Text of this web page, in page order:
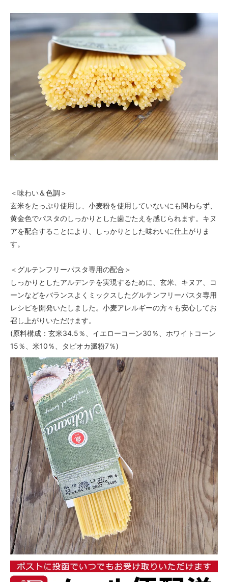
＜味わい＆色調＞
玄米をたっぷり使用し、小麦粉を使用していないにも関わらず、
黄金色でパスタのしっかりとした歯ごたえを感じられます。キヌ
アを配合することにより、しっかりとした味わいに仕上がりま
す。
＜グルテンフリーパスタ専用の配合＞
しっかりとしたアルデンテを実現するために、玄米、キヌア、コ
ーンなどをバランスよくミックスしたグルテンフリーパスタ専用
レシピを開発いたしました。小麦アレルギーの方々も安心してお
召し上がりいただけます。
(原料構成：玄米34.5％、イエローコーン30％、ホワイトコーン
15％、米10％、タピオカ澱粉7％)